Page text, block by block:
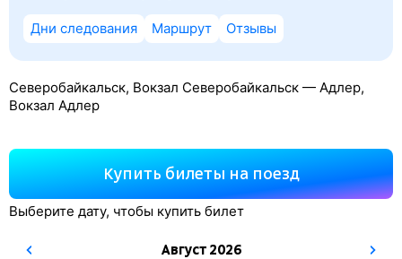
Дни следования Маршрут Отзывы
Северобайкальск, Вокзал Северобайкальск — Адлер,
Вокзал Адлер
Купить билеты на поезд
Выберите дату, чтобы купить билет
Август2026